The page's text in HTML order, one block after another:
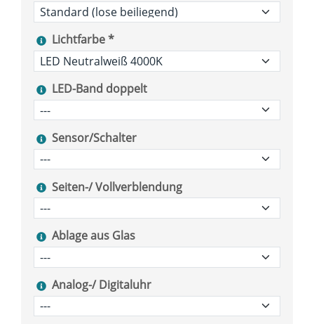
Lichtfarbe *
LED-Band doppelt
Sensor/Schalter
Seiten-/ Vollverblendung
Ablage aus Glas
Analog-/ Digitaluhr